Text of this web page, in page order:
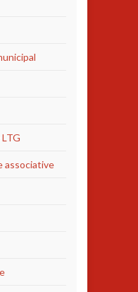
associative